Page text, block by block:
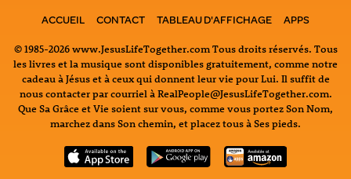
ACCUEIL CONTACT TABLEAU D'AFFICHAGE APPS
© 1985-2026 www.JesusLifeTogether.com Tous droits réservés. Tous
les livres et la musique sont disponibles gratuitement, comme notre
cadeau à Jésus et à ceux qui donnent leur vie pour Lui. Il suffit de
nous contacter par courriel à RealPeople@JesusLifeTogether.com.
Que Sa Grâce et Vie soient sur vous, comme vous portez Son Nom,
marchez dans Son chemin, et placez tous à Ses pieds.